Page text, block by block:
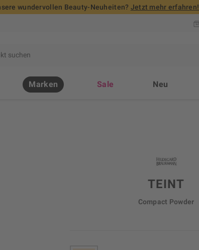
wundervollen Beauty-Neuheiten? Jetzt mehr erfahren!
Marken Sale Neu
TEINT
Compact Powder